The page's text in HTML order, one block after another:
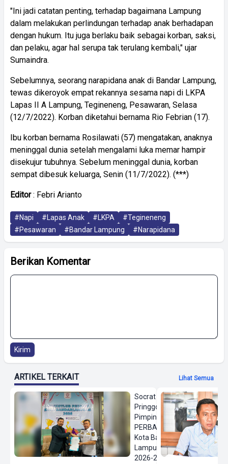
"Ini jadi catatan penting, terhadap bagaimana Lampung
dalam melakukan perlindungan terhadap anak berhadapan
dengan hukum. Itu juga berlaku baik sebagai korban, saksi,
dan pelaku, agar hal serupa tak terulang kembali," ujar
Sumaindra.
Sebelumnya, seorang narapidana anak di Bandar Lampung,
tewas dikeroyok empat rekannya sesama napi di LKPA
Lapas II A Lampung, Tegineneng, Pesawaran, Selasa
(12/7/2022). Korban diketahui bernama Rio Febrian (17).
Ibu korban bernama Rosilawati (57) mengatakan, anaknya
meninggal dunia setelah mengalami luka memar hampir
disekujur tubuhnya. Sebelum meninggal dunia, korban
sempat dibesuk keluarga, Senin (11/7/2022). (***)
Editor: Febri Arianto
#Napi #Lapas Anak #LKPA
#Tegineneng
#Pesawaran
#Bandar Lampung #Narapidana
Berikan Komentar
Kirim
ARTIKEL TERKAIT Lihat Semua
Socrat
Pringgodanu
Pimpin
PERBASI
Kota Bandar
Lampung
2026-2030